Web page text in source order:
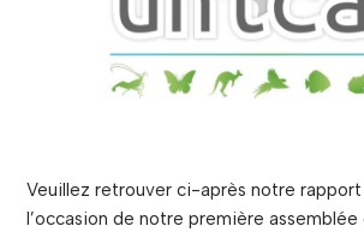
Veuillez retrouver ci-après notre
l’occasion de notre première assemblée